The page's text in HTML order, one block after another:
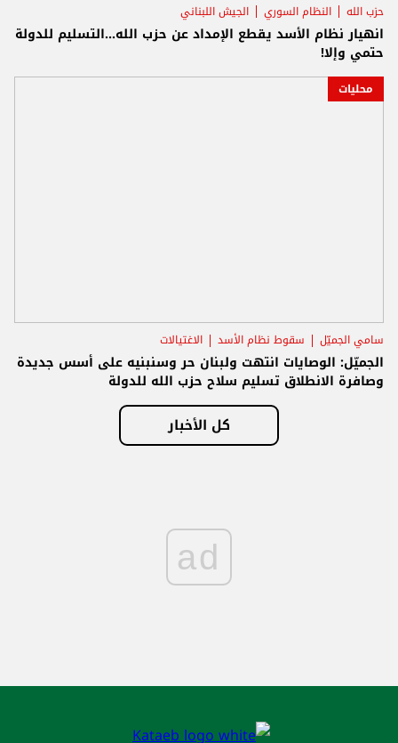
حزب الله النظام السوري الجيش اللبناني
انهيار نظام الأسد يقطع الإمداد عن حزب الله...التسليم للدولة
حتمي وإلا!
محليات
سامي الجميّل سقوط نظام الأسد الاغتيالات
الجميّل: الوصايات انتهت ولبنان حر وسنبنيه على أسس جديدة
وصافرة الانطلاق تسليم سلاح حزب الله للدولة
كل الأخبار
ad